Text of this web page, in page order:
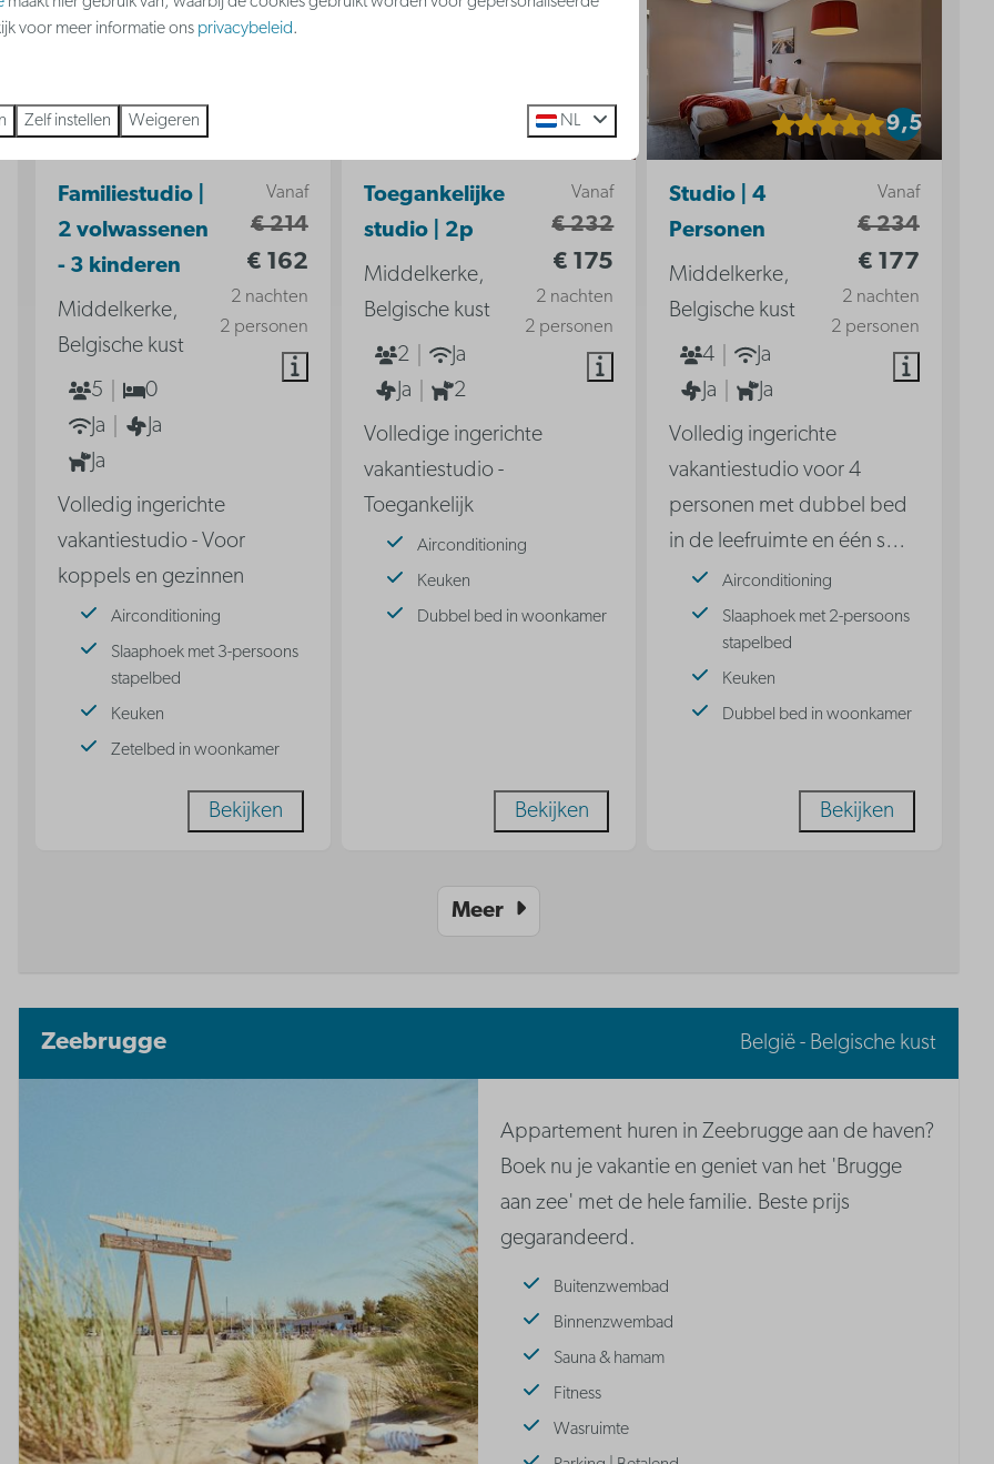
Vanaf
€ 214
€ 162
2 nachten
2 personen
Familiestudio |
2 volwassenen
- 3 kinderen
Middelkerke,
Belgische kust
5
0
Ja
Ja
Ja
Volledig ingerichte
vakantiestudio - Voor
koppels en gezinnen
Airconditioning
Slaaphoek met 3-persoons
stapelbed
Keuken
Zetelbed in woonkamer
Bekijken
9
Vanaf
€ 232
€ 175
2 nachten
2 personen
Toegankelijke
studio | 2p
Middelkerke,
Belgische kust
2
Ja
Ja
2
Volledige ingerichte
vakantiestudio -
Toegankelijk
Airconditioning
Keuken
Dubbel bed in woonkamer
Bekijken
9,5
Vanaf
€ 234
€ 177
2 nachten
2 personen
Studio | 4
Personen
Middelkerke,
Belgische kust
4
Ja
Ja
Ja
Volledig ingerichte
vakantiestudio voor 4
personen met dubbel bed
in de leefruimte en één s…
Airconditioning
Slaaphoek met 2-persoons
stapelbed
Keuken
Dubbel bed in woonkamer
Bekijken
Meer
Zeebrugge België - Belgische kust
Appartement huren in Zeebrugge aan de haven?
Boek nu je vakantie en geniet van het 'Brugge
aan zee' met de hele familie. Beste prijs
gegarandeerd.
Buitenzwembad
Binnenzwembad
Sauna & hamam
Fitness
Wasruimte
voor meer informatie ons privacybeleid.
Zelf instellen Weigeren NL